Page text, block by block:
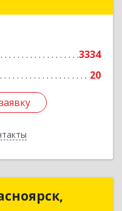
3334
20
Красноярск,